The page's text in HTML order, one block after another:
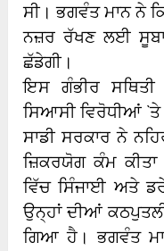
ਸੀ। ਭਗਵੰਤ ਮਾਨ ਨੇ
ਨਜ਼ਰ ਰੱਖਣ ਲਈ
ਛੱਡੇਗੀ।
ਇਸ ਗੰਭੀਰ
ਸਿਆਸੀ ਵਿਰੋਧੀਆਂ
ਸਾਡੀ ਸਰਕਾਰ ਨੇ
ਜ਼ਿਕਰਯੋਗ ਕੰਮ
ਵਿੱਚ ਸਿੰਜਾਈ ਅਤੇ
ਉਨ੍ਹਾਂ ਦੀਆਂ
ਗਿਆ ਹੈ। ਭਗਵੰਤ